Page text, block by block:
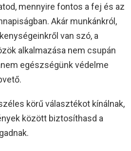
mennyire fontos a fej és az
Akár munkánkról,
van szó, a
alkalmazása nem csupán
egészségünk védelme
körű választékot kínálnak,
között biztosíthasd a